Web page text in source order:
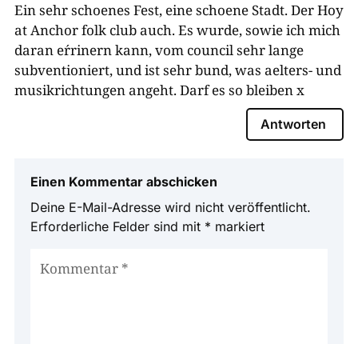
Ein sehr schoenes Fest, eine schoene Stadt. Der Hoy
at Anchor folk club auch. Es wurde, sowie ich mich
daran eŕrinern kann, vom council sehr lange
subventioniert, und ist sehr bund, was aelters- und
musikrichtungen angeht. Darf es so bleiben x
Antworten
Einen Kommentar abschicken
Deine E-Mail-Adresse wird nicht veröffentlicht.
Erforderliche Felder sind mit * markiert